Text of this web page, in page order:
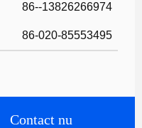
86--13826266974
86-020-85553495
Contact nu